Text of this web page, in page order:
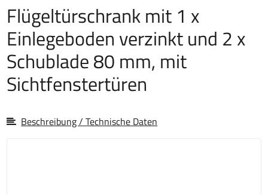
Flügeltürschrank mit 1 x
Einlegeboden verzinkt und 2 x
Schublade 80 mm, mit
Sichtfenstertüren
Beschreibung / Technische Daten